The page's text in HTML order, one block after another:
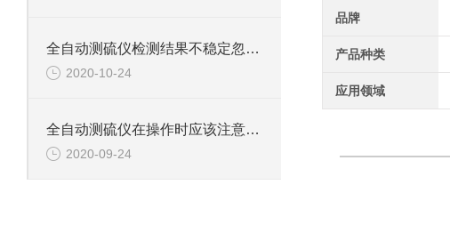
品牌
产品种类
应用领域
全自动测硫仪检测结果不稳定忽高忽低怎么办？
2020-10-24
全自动测硫仪在操作时应该注意的问题分析
2020-09-24